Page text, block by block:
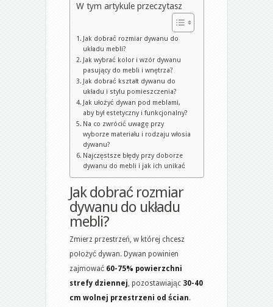
W tym artykule przeczytasz
Jak dobrać rozmiar dywanu do
układu mebli?
Jak wybrać kolor i wzór dywanu
pasujący do mebli i wnętrza?
Jak dobrać kształt dywanu do
układu i stylu pomieszczenia?
Jak ułożyć dywan pod meblami,
aby był estetyczny i funkcjonalny?
Na co zwrócić uwagę przy
wyborze materiału i rodzaju włosia
dywanu?
Najczęstsze błędy przy doborze
dywanu do mebli i jak ich unikać
Jak dobrać rozmiar
dywanu do układu
mebli?
Zmierz przestrzeń, w której chcesz
położyć dywan. Dywan powinien
zajmować 60-75% powierzchni
strefy dziennej, pozostawiając 30-40
cm wolnej przestrzeni od ścian.